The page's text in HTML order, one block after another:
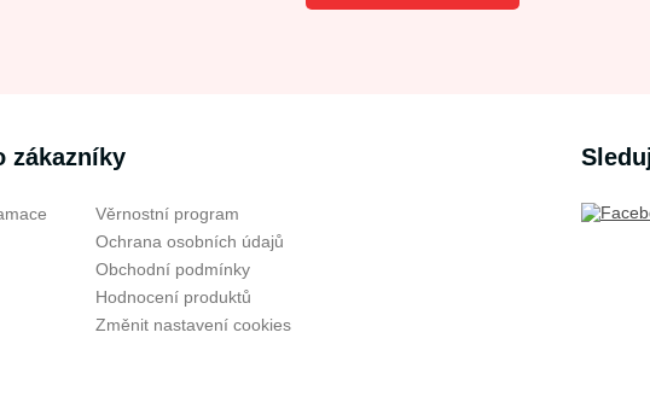
zákazníky
Věrnostní program
Ochrana osobních údajů
Obchodní podmínky
Hodnocení produktů
Změnit nastavení cookies